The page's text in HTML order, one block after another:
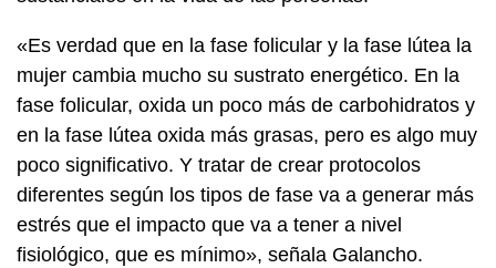
«Es verdad que en la fase folicular y la fase lútea la
mujer cambia mucho su sustrato energético. En la
fase folicular, oxida un poco más de carbohidratos y
en la fase lútea oxida más grasas, pero es algo muy
poco significativo. Y tratar de crear protocolos
diferentes según los tipos de fase va a generar más
estrés que el impacto que va a tener a nivel
fisiológico, que es mínimo», señala Galancho.